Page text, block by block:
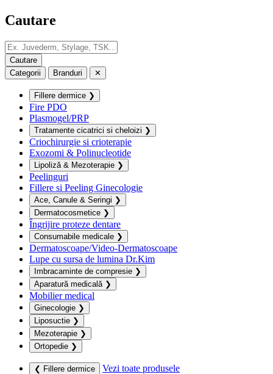
Cautare
Categorii Branduri ✕
Fillere dermice ❯
Fire PDO
Plasmogel/PRP
Tratamente cicatrici si cheloizi ❯
Criochirurgie si crioterapie
Exozomi & Polinucleotide
Lipoliză & Mezoterapie ❯
Peelinguri
Fillere si Peeling Ginecologie
Ace, Canule & Seringi ❯
Dermatocosmetice ❯
Îngrijire proteze dentare
Consumabile medicale ❯
Dermatoscoape/Video-Dermatoscoape
Lupe cu sursa de lumina Dr.Kim
Imbracaminte de compresie ❯
Aparatură medicală ❯
Mobilier medical
Ginecologie ❯
Liposuctie ❯
Mezoterapie ❯
Ortopedie ❯
❮ Fillere dermice
Vezi toate produsele